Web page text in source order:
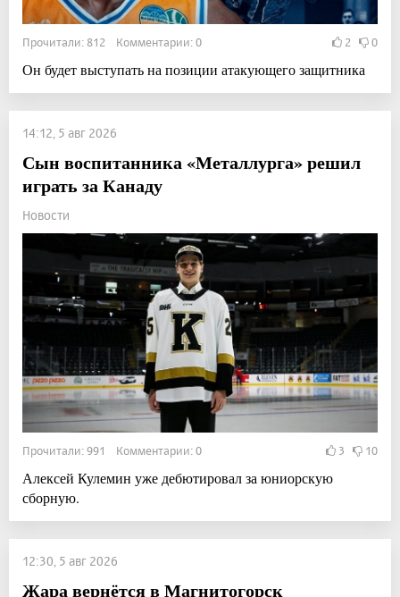
Прочитали: 812 Комментарии: 0 2 0
Он будет выступать на позиции атакующего защитника
14:12, 5 авг 2026
Сын воспитанника «Металлурга» решил
играть за Канаду
Новости
Прочитали: 991 Комментарии: 0 3 10
Алексей Кулемин уже дебютировал за юниорскую
сборную.
12:30, 5 авг 2026
Жара вернётся в Магнитогорск